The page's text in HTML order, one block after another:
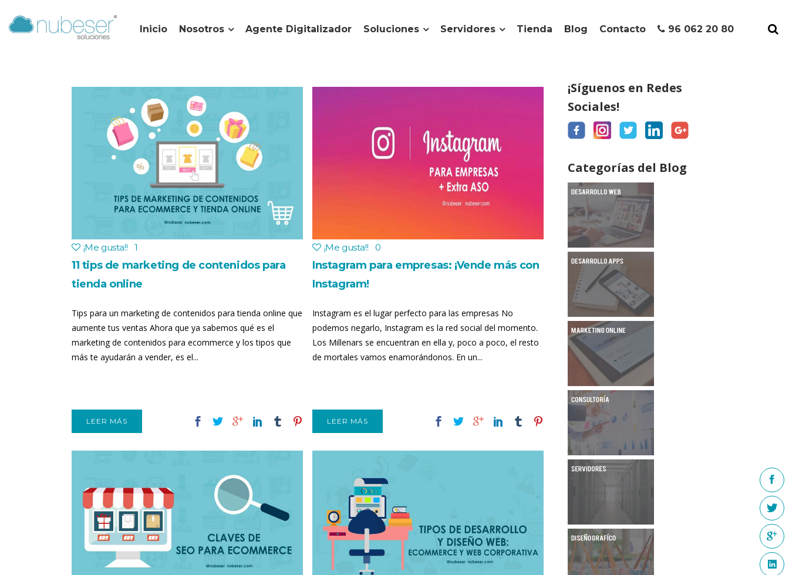
Inicio Nosotros Agente Digitalizador Soluciones Servidores Tienda Blog Contacto 96 062 20 80
¡Me gusta!! 1
11 tips de marketing de contenidos para
tienda online
Tips para un marketing de contenidos para tienda online que
aumente tus ventas Ahora que ya sabemos qué es el
marketing de contenidos para ecommerce y los tipos que
más te ayudarán a vender, es el...
LEER MÁS
¡Me gusta!! 0
Instagram para empresas: ¡Vende más con
Instagram!
Instagram es el lugar perfecto para las empresas No
podemos negarlo, Instagram es la red social del momento.
Los Millenars se encuentran en ella y, poco a poco, el resto
de mortales vamos enamorándonos. En un...
LEER MÁS
¡Síguenos en Redes
Sociales!
Categorías del Blog